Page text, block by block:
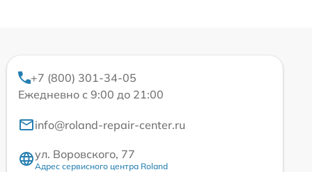
+7 (800) 301-34-05
Ежедневно с 9:00 до 21:00
info@roland-repair-center.ru
ул. Воровского, 77
Адрес сервисного центра Roland